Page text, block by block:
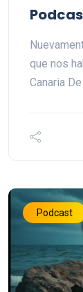
que nos
Canaria
Podcast